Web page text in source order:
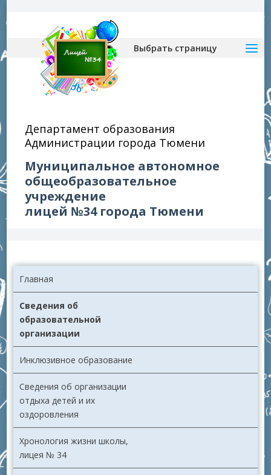
Департамент образования
Администрации города Тюмени
Муниципальное автономное
общеобразовательное
учреждение
лицей №34 города Тюмени
Выбрать страницу
Главная
Сведения об
образовательной
организации
Инклюзивное образование
Сведения об организации
отдыха детей и их
оздоровления
Хронология жизни школы,
лицея № 34